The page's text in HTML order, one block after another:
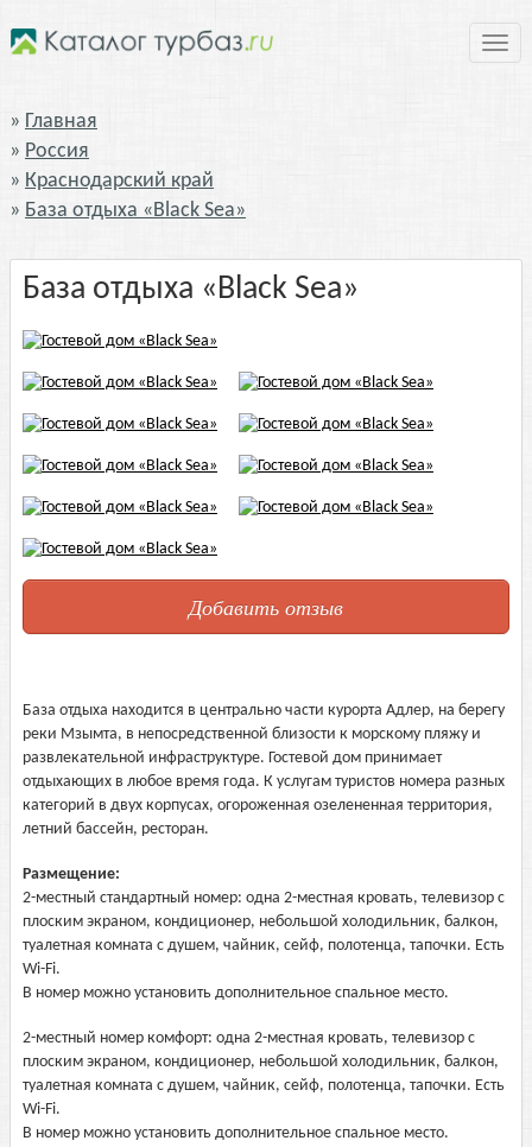
Главная
Россия
Краснодарский край
База отдыха «Black Sea»
База отдыха «Black Sea»
Добавить отзыв
База отдыха находится в центрально части курорта Адлер, на берегу
реки Мзымта, в непосредственной близости к морскому пляжу и
развлекательной инфраструктуре. Гостевой дом принимает
отдыхающих в любое время года. К услугам туристов номера разных
категорий в двух корпусах, огороженная озелененная территория,
летний бассейн, ресторан.
Размещение:
2-местный стандартный номер: одна 2-местная кровать, телевизор с
плоским экраном, кондиционер, небольшой холодильник, балкон,
туалетная комната с душем, чайник, сейф, полотенца, тапочки. Есть
Wi-Fi.
В номер можно установить дополнительное спальное место.
2-местный номер комфорт: одна 2-местная кровать, телевизор с
плоским экраном, кондиционер, небольшой холодильник, балкон,
туалетная комната с душем, чайник, сейф, полотенца, тапочки. Есть
Wi-Fi.
В номер можно установить дополнительное спальное место.